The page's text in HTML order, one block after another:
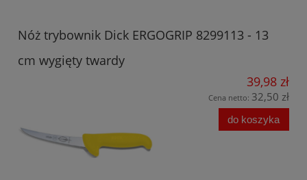
Nóż trybownik Dick ERGOGRIP 8299113 - 13
cm wygięty twardy
39,98 zł
Cena netto: 32,50 zł
do koszyka